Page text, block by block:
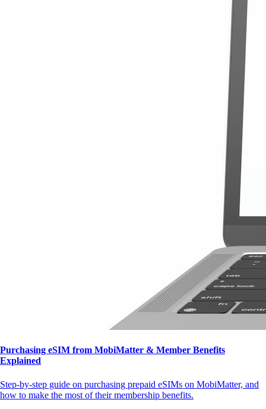
Purchasing eSIM from MobiMatter & Member Benefits
Explained
Step-by-step guide on purchasing prepaid eSIMs on MobiMatter, and
how to make the most of their membership benefits.